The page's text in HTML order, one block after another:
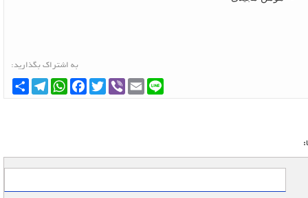
به اشتراک بگذارید:
اشتراک
Telegram
WhatsAppFacebookTwitterViberEmail Line